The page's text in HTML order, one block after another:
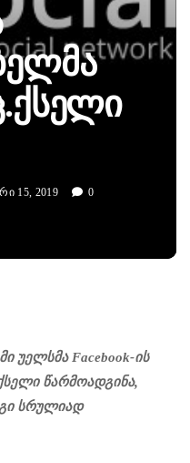
15, 2019 0
უელსმა Facebook-ის
წარმოადგინა,
სრულიად